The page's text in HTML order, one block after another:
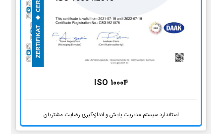
ISO 10004
استاندارد سیستم مدیریت پایش و اندازه‌گیری رضایت مشتریان